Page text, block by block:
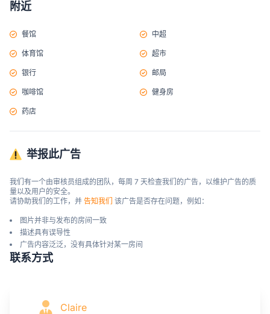
附近
餐馆 中超
体育馆 超市
银行 邮局
咖啡馆 健身房
药店
举报此广告
我们有一个由审核员组成的团队，每周 7 天检查我们的广告，以维护广告的质
量以及用户的安全。
请协助我们的工作，并 告知我们 该广告是否存在问题，例如：
图片并非与发布的房间一致
描述具有误导性
广告内容泛泛，没有具体针对某一房间
联系方式
Claire